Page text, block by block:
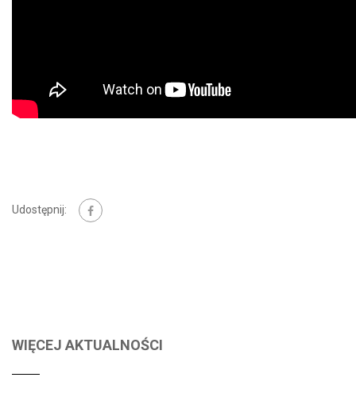
Udostępnij:
WIĘCEJ AKTUALNOŚCI